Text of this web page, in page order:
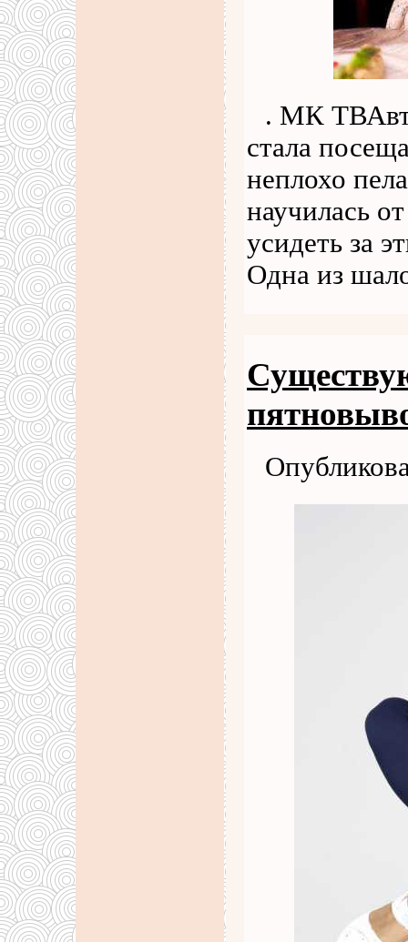
. МК
стала
неплохо
научилась
усидеть за
Одна из